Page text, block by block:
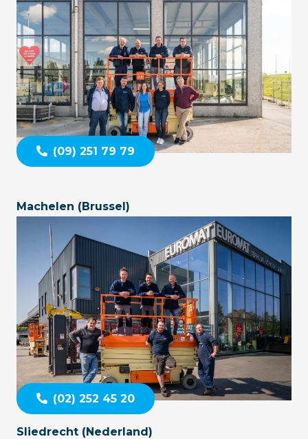
(09) 251 79 79
Machelen (Brussel)
(02) 252 45 20
Sliedrecht (Nederland)